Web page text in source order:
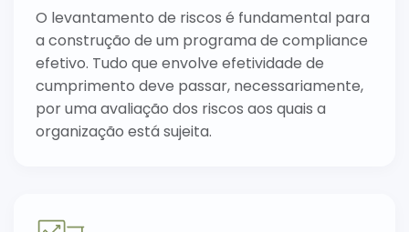
O levantamento de riscos é fundamental para
a construção de um programa de compliance
efetivo. Tudo que envolve efetividade de
cumprimento deve passar, necessariamente,
por uma avaliação dos riscos aos quais a
organização está sujeita.